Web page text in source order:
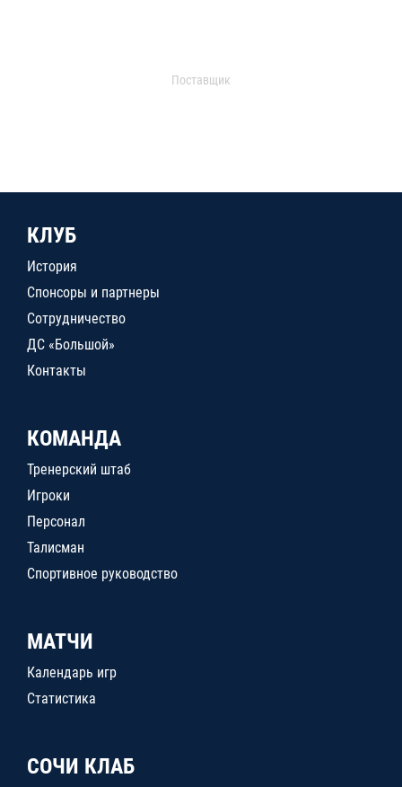
Поставщик
КЛУБ
История
Спонсоры и партнеры
Сотрудничество
ДС «Большой»
Контакты
КОМАНДА
Тренерский штаб
Игроки
Персонал
Талисман
Спортивное руководство
МАТЧИ
Календарь игр
Статистика
СОЧИ КЛАБ